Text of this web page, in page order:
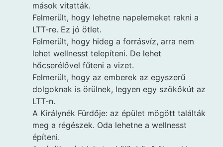
mások vitatták.
Felmerült, hogy lehetne napelemeket rakni a
LTT-re. Ez jó ötlet.
Felmerült, hogy hideg a forrásvíz, arra nem
lehet wellnesst telepíteni. De lehet
hőcserélővel fűteni a vizet.
Felmerült, hogy az emberek az egyszerű
dolgoknak is örülnek, legyen egy szökőkút az
LTT-n.
A Királynék Fürdője: az épület mögött találták
meg a régészek. Oda lehetne a wellnesst
építeni.